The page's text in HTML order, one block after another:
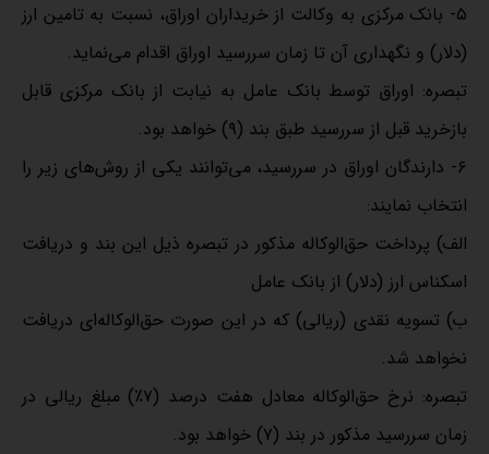
۵‌‌‌- بانک مرکزی به وکالت از خریداران اوراق، نسبت به تامین ارز
(دلار) و نگهداری آن تا زمان سررسید اوراق اقدام می‌نماید.
تبصره: اوراق توسط بانک عامل به نیابت از بانک مرکزی قابل
بازخرید قبل از سررسید طبق بند (۹) خواهد بود.
۶‌‌‌- دارندگان اوراق در سررسید، می‌توانند یکی از روش‌های زیر را
انتخاب نمایند:
الف) پرداخت حق‌الوکاله مذکور در تبصره ذیل این بند و دریافت
اسکناس ارز (دلار) از بانک عامل
ب) تسویه نقدی (ریالی) که در این صورت حق‌الوکاله‌ای دریافت
نخواهد شد.
تبصره: نرخ حق‌الوکاله معادل هفت درصد (۷٪) مبلغ ریالی در
زمان سررسید مذکور در بند (۷) خواهد بود.